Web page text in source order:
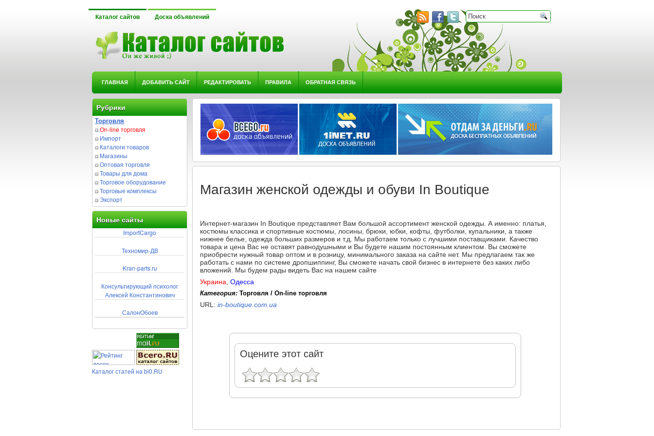
Каталог сайтов Доска объявлений
ГЛАВНАЯ ДОБАВИТЬ САЙТ РЕДАКТИРОВАТЬ ПРАВИЛА ОБРАТНАЯ СВЯЗЬ
Рубрики
Торговля
On-line торговля
Импорт
Каталоги товаров
Магазины
Оптовая торговля
Товары для дома
Торговое оборудование
Торговые комплексы
Экспорт
Новые сайты
ImportCargo
Техномир-ДВ
Kran-parts.ru
Консультирующий психолог
Алексей Константинович
СалонОбоев
Каталог статей на bi0.RU
Магазин женской одежды и обуви In Boutique
Интернет-магазин In Boutique представляет Вам большой ассортимент женской одежды. А именно: платья,
костюмы классика и спортивные костюмы, лосины, брюки, юбки, кофты, футболки, купальники, а также
нижнее белье, одежда больших размеров и т.д. Мы работаем только с лучшими поставщиками. Качество
товара и цена Вас не оставят равнодушными и Вы будете нашим постоянным клиентом. Вы сможете
приобрести нужный товар оптом и в розницу, минимального заказа на сайте нет. Мы предлагаем так же
работать с нами по системе дропшиппинг, Вы сможете начать свой бизнес в интернете без каких либо
вложений. Мы будем рады видеть Вас на нашем сайте
Украина Одесса
Категория: Торговля / On-line торговля
URL: in-boutique.com.ua
Оцените этот сайт